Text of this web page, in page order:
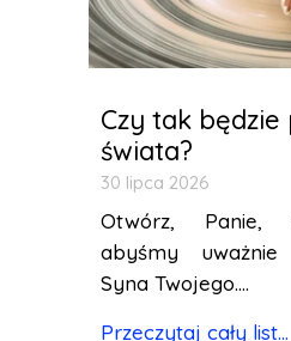
Czy tak
świata?
30 lipca 2026
Otwórz, Panie,
abyśmy uważnie
Syna Twojego....
Przeczytaj cały list...